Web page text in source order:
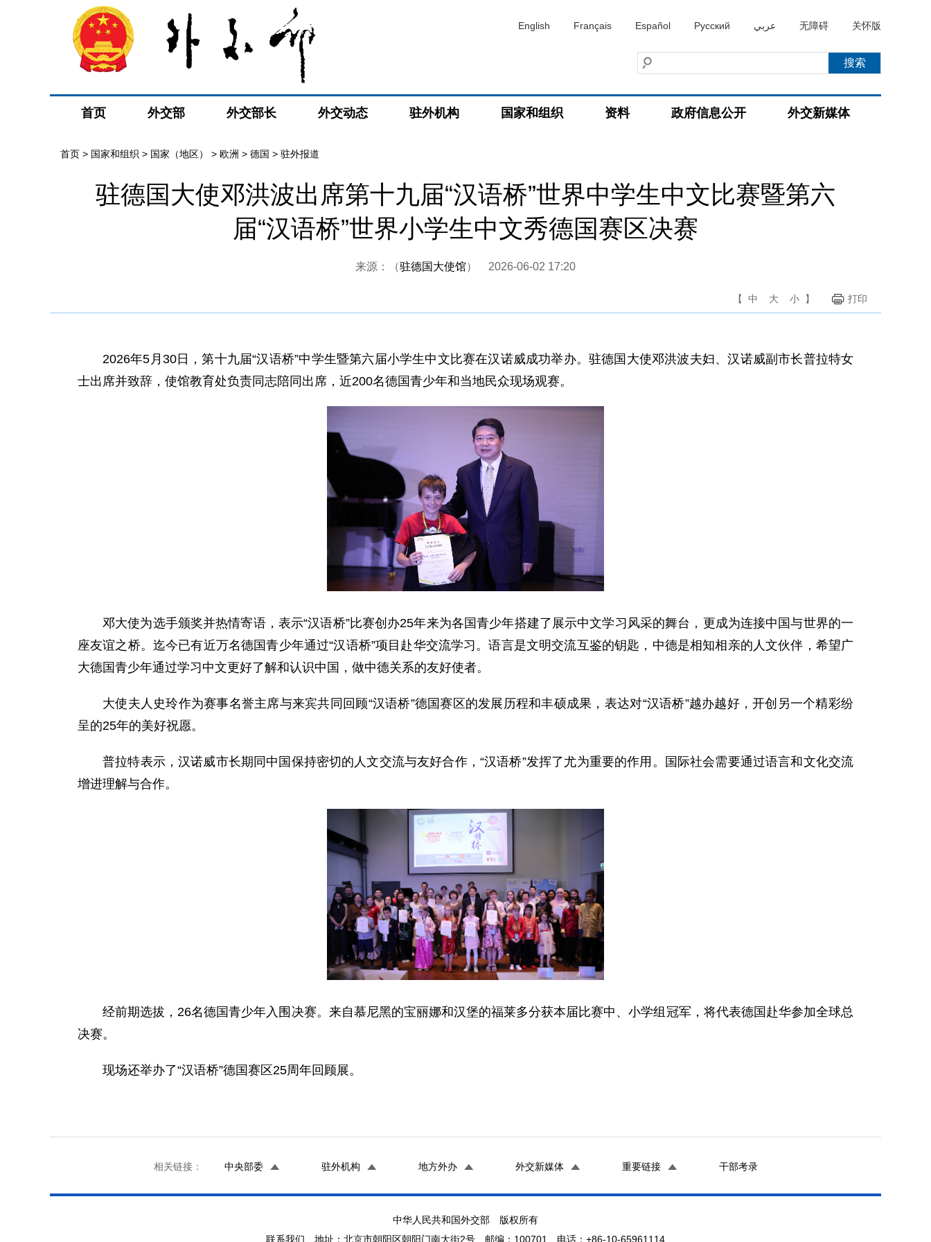
English Français Español Русский عربي 无障碍 关怀版
首页 外交部 外交部长 外交动态 驻外机构 国家和组织 资料 政府信息公开 外交新媒体
首页 > 国家和组织 > 国家（地区） > 欧洲 > 德国 > 驻外报道
驻德国大使邓洪波出席第十九届“汉语桥”世界中学生中文比赛暨第六
届“汉语桥”世界小学生中文秀德国赛区决赛
来源：（驻德国大使馆） 2026-06-02 17:20
【 中 大 小 】 打印
2026年5月 30日，第十九届“汉语桥”中学生暨第六届小学生中文比赛在汉诺威成功举办。驻德国大使邓洪波夫妇、汉诺威副市长普拉特女
士出席并致辞 ， 使馆教育处负责同志陪同出席 ， 近200名德国青少年和当地民众现场观赛。
邓大使为选手颁奖并热情寄语，表示“汉语桥”比赛创办25年来为各国青少年搭建了展示中文学习风采的舞台，更成为连接中国与世界的一
座友谊之桥。迄今已有近万名德国青少年通过“汉语桥”项目赴华交流学习。语言是文明交流互鉴的钥匙，中德是相知相亲的人文伙伴，希望广
大德国青少年通过学习中文更好了解和认识中国，做中德关系的友好使者。
大使夫人史玲作为赛事名誉主席与来宾共同回顾“汉语桥”德国赛区的发展历程和丰硕成果，表达对“汉语桥”越办越好，开创另一个精彩纷
呈的25年的美好祝愿。
普拉特表示，汉诺威市长期同中国保持密切的人文交流与友好合作，“汉语桥”发挥了尤为重要的作用。国际社会需要通过语言和文化交流
增进理解与合作。
经前期选拔，26名德国青少年入围决赛。来自慕尼黑的宝丽娜和汉堡的福莱多分获本届比赛中、小学组冠军，将代表德国赴华参加全球总
决赛。
现场还举办了“汉语桥”德国赛区25周年回顾展。
相关链接： 中央部委 驻外机构 地方外办 外交新媒体 重要链接 干部考录
中华人民共和国外交部 版权所有
联系我们 地址：北京市朝阳区朝阳门南大街2号 邮编：100701 电话：+86-10-65961114